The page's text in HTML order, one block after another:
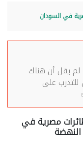
في السودان
يقل أن هناك
على
مصرية في